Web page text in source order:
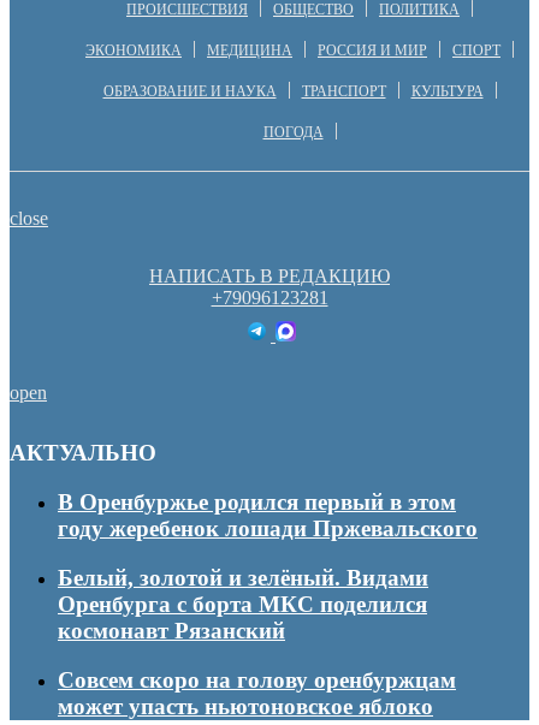
ПРОИСШЕСТВИЯ ОБЩЕСТВО ПОЛИТИКА
ЭКОНОМИКА МЕДИЦИНА РОССИЯ И МИР СПОРТ
ОБРАЗОВАНИЕ И НАУКА ТРАНСПОРТ КУЛЬТУРА
ПОГОДА
close
НАПИСАТЬ В РЕДАКЦИЮ
+79096123281
open
АКТУАЛЬНО
В Оренбуржье родился первый в этом
году жеребенок лошади Пржевальского
Белый, золотой и зелёный. Видами
Оренбурга с борта МКС поделился
космонавт Рязанский
Совсем скоро на голову оренбуржцам
может упасть ньютоновское яблоко